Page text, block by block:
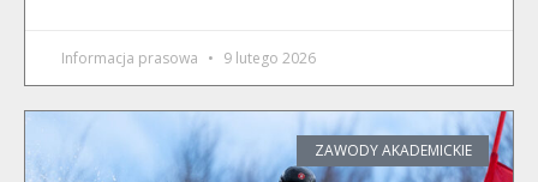
Informacja prasowa 9 lutego 2026
ZAWODY AKADEMICKIE